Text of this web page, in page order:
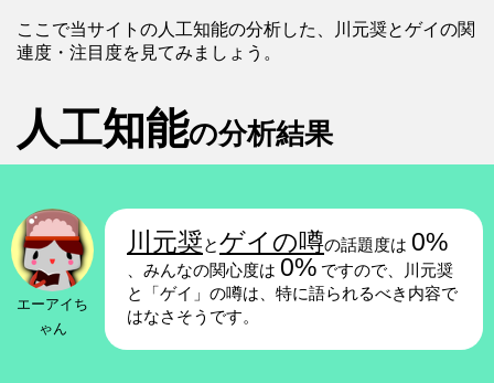
ここで当サイトの人工知能の分析した、川元奨とゲイの関
連度・注目度を見てみましょう。
人工知能の分析結果
エーアイち
ゃん
川元奨とゲイの噂の話題度は 0%
、みんなの関心度は 0% ですので、川元奨
と「ゲイ」の噂は、特に語られるべき内容で
はなさそうです。